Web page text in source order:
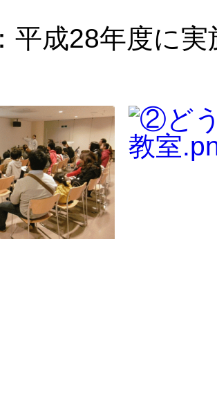
平成28年度に